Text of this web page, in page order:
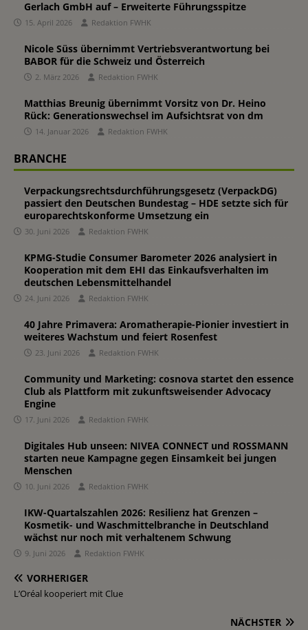
Gerlach GmbH auf – Erweiterte Führungsspitze
15. April 2026 Redaktion FWHK
Nicole Süss übernimmt Vertriebsverantwortung bei
BABOR für die Schweiz und Österreich
2. März 2026 Redaktion FWHK
Matthias Breunig übernimmt Vorsitz von Dr. Heino
Rück: Generationswechsel im Aufsichtsrat von dm
14. Januar 2026 Redaktion FWHK
BRANCHE
Verpackungsrechtsdurchführungsgesetz (VerpackDG)
passiert den Deutschen Bundestag – HDE setzte sich für
europarechtskonforme Umsetzung ein
30. Juni 2026 Redaktion FWHK
KPMG-Studie Consumer Barometer 2026 analysiert in
Kooperation mit dem EHI das Einkaufsverhalten im
deutschen Lebensmittelhandel
24. Juni 2026 Redaktion FWHK
40 Jahre Primavera: Aromatherapie-Pionier investiert in
weiteres Wachstum und feiert Rosenfest
23. Juni 2026 Redaktion FWHK
Community und Marketing: cosnova startet den essence
Club als Plattform mit zukunftsweisender Advocacy
Engine
17. Juni 2026 Redaktion FWHK
Digitales Hub unseen: NIVEA CONNECT und ROSSMANN
starten neue Kampagne gegen Einsamkeit bei jungen
Menschen
10. Juni 2026 Redaktion FWHK
IKW-Quartalszahlen 2026: Resilienz hat Grenzen –
Kosmetik- und Waschmittelbranche in Deutschland
wächst nur noch mit verhaltenem Schwung
9. Juni 2026 Redaktion FWHK
VORHERIGER
L’Oréal kooperiert mit Clue
NÄCHSTER